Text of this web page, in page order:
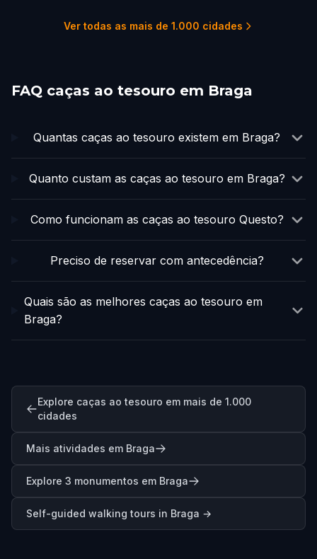
Ver todas as mais de 1.000 cidades
FAQ caças ao tesouro em Braga
Quantas caças ao tesouro existem em Braga?
Quanto custam as caças ao tesouro em Braga?
Como funcionam as caças ao tesouro Questo?
Preciso de reservar com antecedência?
Quais são as melhores caças ao tesouro em
Braga?
Explore caças ao tesouro em mais de 1.000
cidades
Mais atividades em Braga
Explore 3 monumentos em Braga
Self-guided walking tours in Braga →